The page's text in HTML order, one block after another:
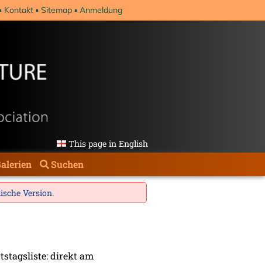
Kontakt Sitemap Anmeldung
This page in English
Suchen
Version.
direkt am